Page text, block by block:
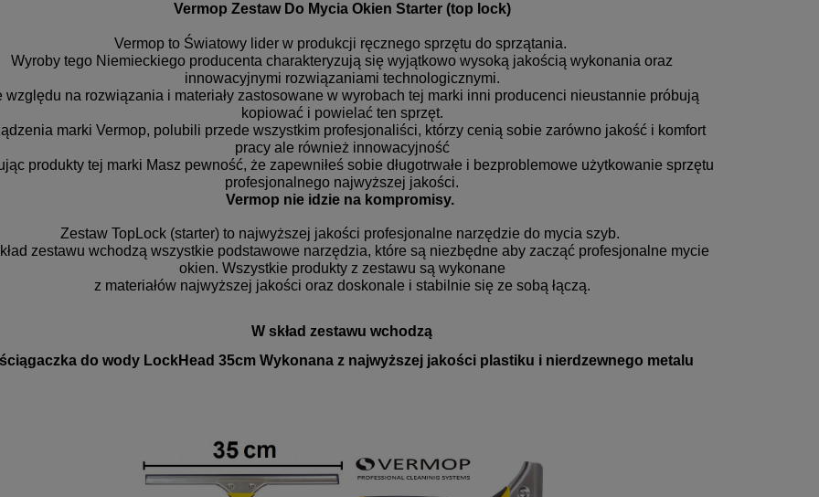
Vermop Zestaw Do Mycia Okien Starter (top lock)
Vermop to Światowy lider w produkcji ręcznego sprzętu do sprzątania.
Wyroby tego Niemieckiego producenta charakteryzują się wyjątkowo wysoką jakością wykonania oraz
innowacyjnymi rozwiązaniami technologicznymi.
względu na rozwiązania i materiały zastosowane w wyrobach tej marki inni producenci nieustannie próbują
kopiować i powielać ten sprzęt.
marki Vermop, polubili przede wszystkim profesjonaliści, którzy cenią sobie zarówno jakość i komfort
pracy ale również innowacyjność
produkty tej marki Masz pewność, że zapewniłeś sobie długotrwałe i bezproblemowe użytkowanie sprzętu
profesjonalnego najwyższej jakości.
Vermop nie idzie na kompromisy.
Zestaw TopLock (starter) to najwyższej jakości profesjonalne narzędzie do mycia szyb.
zestawu wchodzą wszystkie podstawowe narzędzia, które są niezbędne aby zacząć profesjonalne mycie
okien. Wszystkie produkty z zestawu są wykonane
z materiałów najwyższej jakości oraz doskonale i stabilnie się ze sobą łączą.
W skład zestawu wchodzą
do wody LockHead 35cm Wykonana z najwyższej jakości plastiku i nierdzewnego metalu